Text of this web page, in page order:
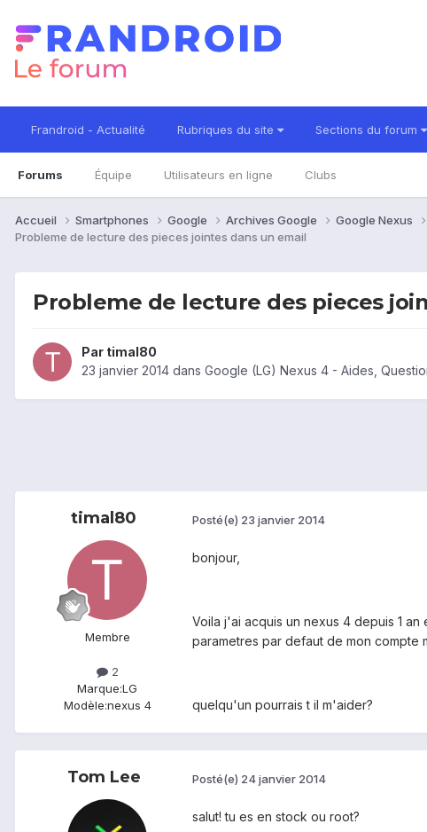
Frandroid - Actualité Rubriques du site Sections du forum
Forums Équipe Utilisateurs en ligne Clubs
Accueil Smartphones Google Archives Google Google Nexus
Probleme de lecture des pieces jointes dans un email
Probleme de lecture des pieces
Par timal80
23 janvier 2014 dans Google (LG) Nexus 4 - Aides,
timal80
Membre
2
Marque:LG
Modèle:nexus 4
Posté(e) 23 janvier 2014
bonjour,
Voila j'ai acquis un nexus 4 depuis 1
parametres par defaut de mon compte
quelqu'un pourrais t il m'aider?
Tom Lee Posté(e) 24 janvier 2014
salut! tu es en stock ou root?